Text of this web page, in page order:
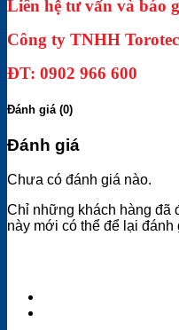
Liên hệ tư vấn và báo
Công ty TNHH
ĐT: 0902 966 600
Đánh giá (0)
Đánh giá
Chưa có đánh giá nào.
Chỉ những khách hàng đã
này mới có thể để lại đánh